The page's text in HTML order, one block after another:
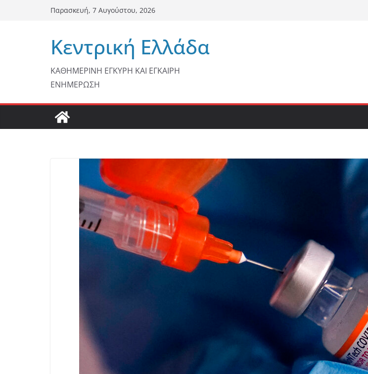
Παρασκευή, 7 Αυγούστου, 2026
Κεντρική Ελλάδα
ΚΑΘΗΜΕΡΙΝΗ ΕΓΚΥΡΗ ΚΑΙ ΕΓΚΑΙΡΗ
ΕΝΗΜΕΡΩΣΗ